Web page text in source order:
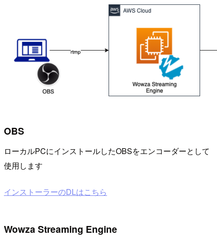
OBS
ローカルPCにインストールしたOBSをエンコーダーとして
使用します
インストーラーのDLはこちら
Wowza Streaming Engine